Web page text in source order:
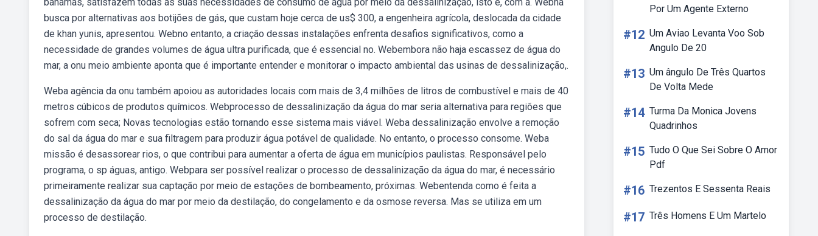
busca por alternativas aos botijões de gás, que custam hoje cerca de us$ 300, a engenheira agrícola, deslocada da cidade
de khan yunis, apresentou. Webno entanto, a criação dessas instalações enfrenta desafios significativos, como a
necessidade de grandes volumes de água ultra purificada, que é essencial no. Webembora não haja escassez de água do
mar, a onu meio ambiente aponta que é importante entender e monitorar o impacto ambiental das usinas de dessalinização,.
Weba agência da onu também apoiou as autoridades locais com mais de 3,4 milhões de litros de combustível e mais de 40
metros cúbicos de produtos químicos. Webprocesso de dessalinização da água do mar seria alternativa para regiões que
sofrem com seca; Novas tecnologias estão tornando esse sistema mais viável. Weba dessalinização envolve a remoção
do sal da água do mar e sua filtragem para produzir água potável de qualidade. No entanto, o processo consome. Weba
missão é desassorear rios, o que contribui para aumentar a oferta de água em municípios paulistas. Responsável pelo
programa, o sp águas, antigo. Webpara ser possível realizar o processo de dessalinização da água do mar, é necessário
primeiramente realizar sua captação por meio de estações de bombeamento, próximas. Webentenda como é feita a
dessalinização da água do mar por meio da destilação, do congelamento e da osmose reversa. Mas se utiliza em um
processo de destilação.
Por Um Agente Externo
#12 Um Aviao Levanta Voo Sob
Angulo De 20
#13 Um ângulo De Três Quartos
De Volta Mede
#14 Turma Da Monica Jovens
Quadrinhos
#15 Tudo O Que Sei Sobre O Amor
Pdf
#16 Trezentos E Sessenta Reais
#17 Três Homens E Um Martelo